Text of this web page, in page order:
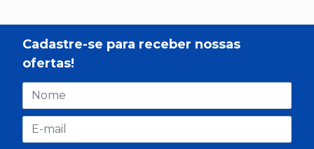
Cadastre-se para receber nossas
ofertas!